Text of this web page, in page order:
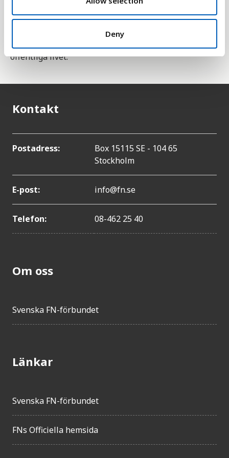
Deny
flickors ställning i samhället. Delmål 5.5 är att
"Tillförsäkra kvinnor fullt och faktiskt deltagande
och lika möjligheter till ledarskap på alla
beslutsnivåer i det politiska, ekonomiska och
offentliga livet."
Kontakt
Postadress:
Box 15115 SE - 104 65
Stockholm
E-post: info@fn.se
Telefon: 08-462 25 40
Om oss
Svenska FN-förbundet
Länkar
Svenska FN-förbundet
FNs Officiella hemsida